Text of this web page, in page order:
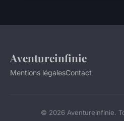
Aventureinfinie
Mentions légalesContact
© 2026 Aventureinfinie.